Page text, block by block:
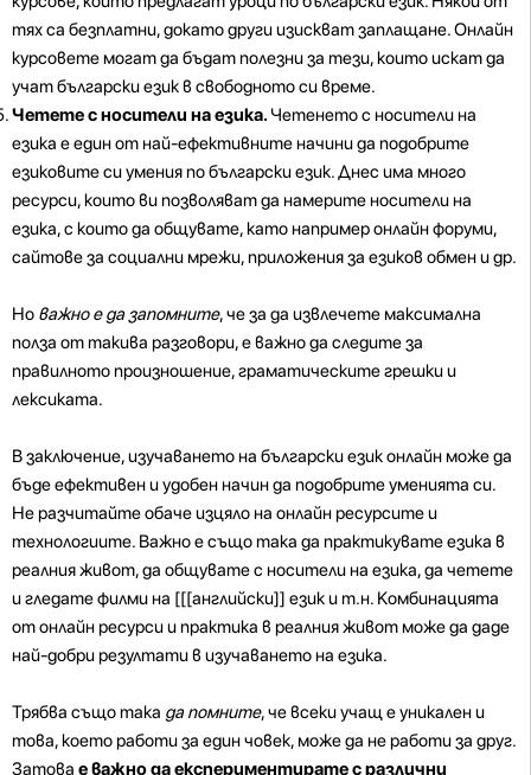
тях са безплатни, докато други изискват заплащане. Онлайн
курсовете могат да бъдат полезни за тези, които искат да
учат български език в свободното си време.
Четете с носители на езика.Четенето с носители на
езика е един от най-ефективните начини да подобрите
езиковите си умения по български език. Днес има много
ресурси, които ви позволяват да намерите носители на
езика, с които да общувате, като например онлайн форуми,
сайтове за социални мрежи, приложения за езиков обмен и др.
Но важно е да запомните, че за да извлечете максимална
полза от такива разговори, е важно да следите за
правилното произношение, граматическите грешки и
лексиката.
В заключение, изучаването на български език онлайн може да
бъде ефективен и удобен начин да подобрите уменията си.
Не разчитайте обаче изцяло на онлайн ресурсите и
технологиите. Важно е също така да практикувате езика в
реалния живот, да общувате с носители на езика, да четете
и гледате филми на [[[английски]] език и т.н. Комбинацията
от онлайн ресурси и практика в реалния живот може да даде
най-добри резултати в изучаването на езика.
Трябва също така да помните, че всеки учащ е уникален и
това, което работи за един човек, може да не работи за друг.
Затова е важно да експериментирате с различни